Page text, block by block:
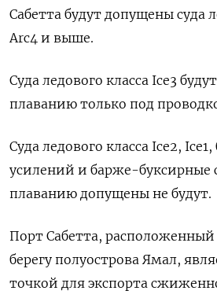
Сабетта будут допущены суда
Arc4 и выше.
Суда ледового класса Ice3
плаванию только под
Суда ледового класса Ice2,
усилений и барже-буксирные
плаванию допущены не будут.
Порт Сабетта,
берегу полуострова Ямал,
точкой для экспорта